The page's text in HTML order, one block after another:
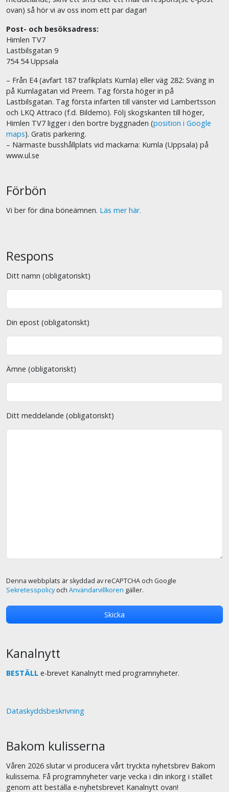
ovan) så hör vi av oss inom ett par dagar!
Post- och besöksadress:
Himlen TV7
Lastbilsgatan 9
754 54 Uppsala
– Från E4 (avfart 187 trafikplats Kumla) eller väg 282: Sväng in
på Kumlagatan vid Preem. Tag första höger in på
Lastbilsgatan. Tag första infarten till vänster vid Lambertsson
och LKQ Attraco (f.d. Bildemo). Följ skogskanten till höger,
Himlen TV7 ligger i den bortre byggnaden (position i Google
maps). Gratis parkering.
– Närmaste busshållplats vid mackarna: Kumla (Uppsala) på
www.ul.se
Förbön
Vi ber för dina böneämnen. Läs mer här.
Respons
Ditt namn (obligatoriskt)
Din epost (obligatoriskt)
Ämne (obligatoriskt)
Ditt meddelande (obligatoriskt)
Denna webbplats är skyddad av reCAPTCHA och Google
Sekretesspolicyoch Användarvillkoren gäller.
Kanalnytt
BESTÄLL e-brevet Kanalnytt med programnyheter.
Dataskyddsbeskrivning
Bakom kulisserna
Våren 2026 slutar vi producera vårt tryckta nyhetsbrev Bakom
kulisserna. Få programnyheter varje vecka i din inkorg i stället
genom att beställa e-nyhetsbrevet Kanalnytt ovan!